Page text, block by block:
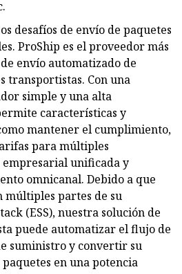
desafíos de envío de paquetes
ProShip es el proveedor más
envío automatizado de
transportistas. Con una
simple y una alta
características y
mantener el cumplimiento,
para múltiples
empresarial unificada y
omnicanal. Debido a que
múltiples partes de su
(ESS), nuestra solución de
puede automatizar el flujo de
suministro y convertir su
en una potencia